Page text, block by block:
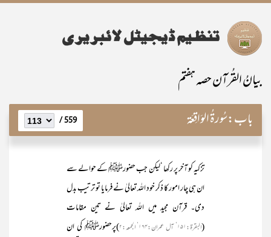
بیانُ القُرآن حصہ ہفتم
باب:سُورۃُ الوَاقِعَۃ 559 /
تزکیہ کو آخر پر رکھا ‘لیکن جب حضورﷺ کے حوالے سے
ان ہی چار امور کا ذکر خود اللہ تعالیٰ نے فرمایا تو ترتیب بدل
دی۔ قرآن مجید میں اللہ تعالیٰ نے تین مقامات
(البقرۃ:۱۵۱‘ آل عمران:۱۶۴‘ الجمعہ:۲
)پرحضورﷺ کی ان